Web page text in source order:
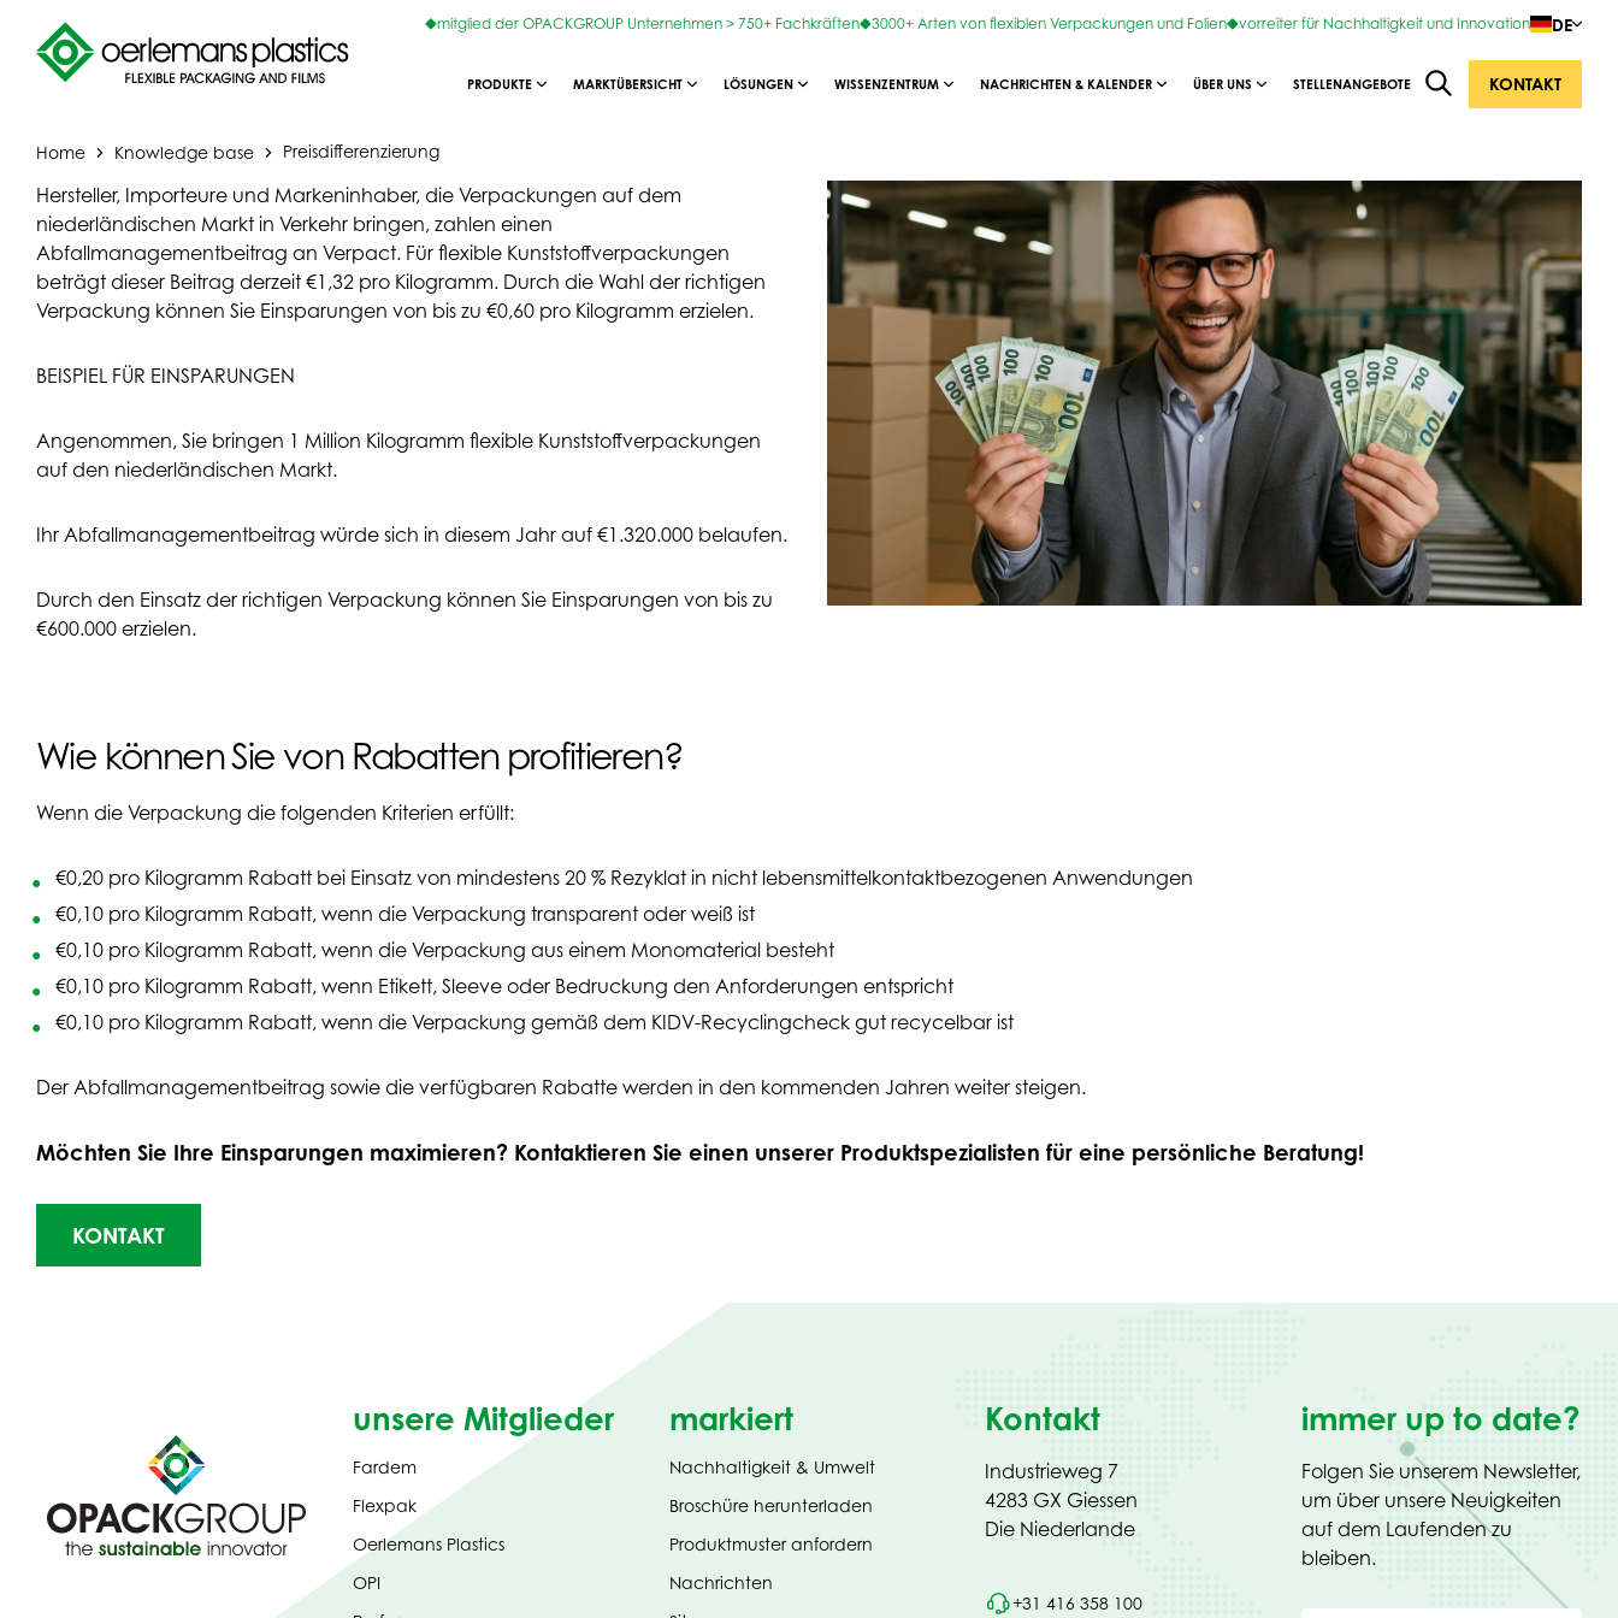
mitglied der OPACKGROUP Unternehmen > 750+ Fachkräften 3000+ Arten von flexiblen Verpackungen und Folien vorreiter für Nachhaltigkeit und Innovation DE
PRODUKTE MARKTÜBERSICHT LÖSUNGEN WISSENZENTRUM NACHRICHTEN & KALENDER ÜBER UNS STELLENANGEBOTE KONTAKT
Home Knowledge base Preisdifferenzierung
Hersteller, Importeure und Markeninhaber, die Verpackungen auf dem
niederländischen Markt in Verkehr bringen, zahlen einen
Abfallmanagementbeitrag an Verpact. Für flexible Kunststoffverpackungen
beträgt dieser Beitrag derzeit €1,32 pro Kilogramm. Durch die Wahl der richtigen
Verpackung können Sie Einsparungen von bis zu €0,60 pro Kilogramm erzielen.
BEISPIEL FÜR EINSPARUNGEN
Angenommen, Sie bringen 1 Million Kilogramm flexible Kunststoffverpackungen
auf den niederländischen Markt.
Ihr Abfallmanagementbeitrag würde sich in diesem Jahr auf €1.320.000 belaufen.
Durch den Einsatz der richtigen Verpackung können Sie Einsparungen von bis zu
€600.000 erzielen.
Wie können Sie von Rabatten profitieren?
Wenn die Verpackung die folgenden Kriterien erfüllt:
€0,20 pro Kilogramm Rabatt bei Einsatz von mindestens 20 % Rezyklat in nicht lebensmittelkontaktbezogenen Anwendungen
€0,10 pro Kilogramm Rabatt, wenn die Verpackung transparent oder weiß ist
€0,10 pro Kilogramm Rabatt, wenn die Verpackung aus einem Monomaterial besteht
€0,10 pro Kilogramm Rabatt, wenn Etikett, Sleeve oder Bedruckung den Anforderungen entspricht
€0,10 pro Kilogramm Rabatt, wenn die Verpackung gemäß dem KIDV-Recyclingcheck gut recycelbar ist
Der Abfallmanagementbeitrag sowie die verfügbaren Rabatte werden in den kommenden Jahren weiter steigen.
Möchten Sie Ihre Einsparungen maximieren? Kontaktieren Sie einen unserer Produktspezialisten für eine persönliche Beratung!
KONTAKT
unsere Mitglieder
Fardem
Flexpak
Oerlemans Plastics
OPI
markiert
Nachhaltigkeit & Umwelt
Broschüre herunterladen(opens
new
Produktmuster anfordern
Nachrichten
Kontakt
Industrieweg 7
4283 GX Giessen
Die Niederlande
+31 416 358 100
immer up to date?
Folgen Sie unserem Newsletter,
um über unsere Neuigkeiten
auf dem Laufenden zu
bleiben.